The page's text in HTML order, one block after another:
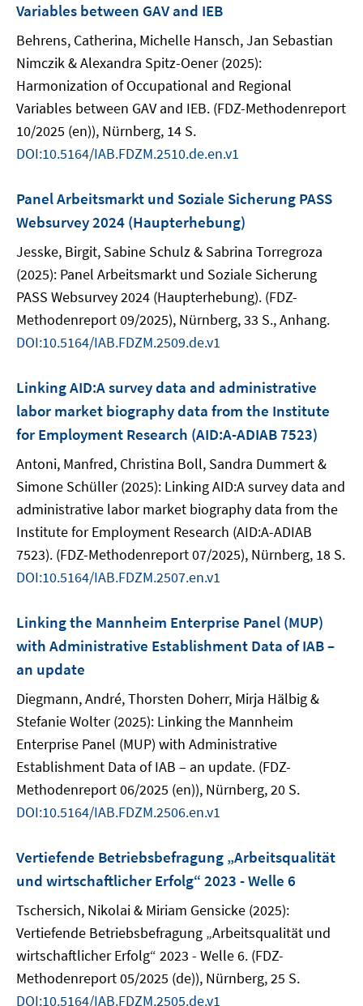
Variables between GAV and IEB
Behrens, Catherina, Michelle Hansch, Jan Sebastian
Nimczik & Alexandra Spitz-Oener (2025):
Harmonization of Occupational and Regional
Variables between GAV and IEB. (FDZ-Methodenreport
10/2025 (en)), Nürnberg, 14 S.
DOI:10.5164/IAB.FDZM.2510.de.en.v1
Panel Arbeitsmarkt und Soziale Sicherung PASS
Websurvey 2024 (Haupterhebung)
Jesske, Birgit, Sabine Schulz & Sabrina Torregroza
(2025): Panel Arbeitsmarkt und Soziale Sicherung
PASS Websurvey 2024 (Haupterhebung). (FDZ-
Methodenreport 09/2025), Nürnberg, 33 S., Anhang.
DOI:10.5164/IAB.FDZM.2509.de.v1
Linking AID:A survey data and administrative
labor market biography data from the Institute
for Employment Research (AID:A-ADIAB 7523)
Antoni, Manfred, Christina Boll, Sandra Dummert &
Simone Schüller (2025): Linking AID:A survey data and
administrative labor market biography data from the
Institute for Employment Research (AID:A-ADIAB
7523). (FDZ-Methodenreport 07/2025), Nürnberg, 18 S.
DOI:10.5164/IAB.FDZM.2507.en.v1
Linking the Mannheim Enterprise Panel (MUP)
with Administrative Establishment Data of IAB –
an update
Diegmann, André, Thorsten Doherr, Mirja Hälbig &
Stefanie Wolter (2025): Linking the Mannheim
Enterprise Panel (MUP) with Administrative
Establishment Data of IAB – an update. (FDZ-
Methodenreport 06/2025 (en)), Nürnberg, 20 S.
DOI:10.5164/IAB.FDZM.2506.en.v1
Vertiefende Betriebsbefragung „Arbeitsqualität
und wirtschaftlicher Erfolg“ 2023 - Welle 6
Tschersich, Nikolai & Miriam Gensicke (2025):
Vertiefende Betriebsbefragung „Arbeitsqualität und
wirtschaftlicher Erfolg“ 2023 - Welle 6. (FDZ-
Methodenreport 05/2025 (de)), Nürnberg, 25 S.
DOI:10.5164/IAB.FDZM.2505.de.v1